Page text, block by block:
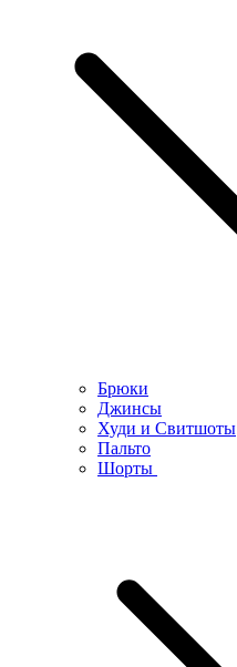
Брюки
Джинсы
Худи и Свитшоты
Пальто
Шорты